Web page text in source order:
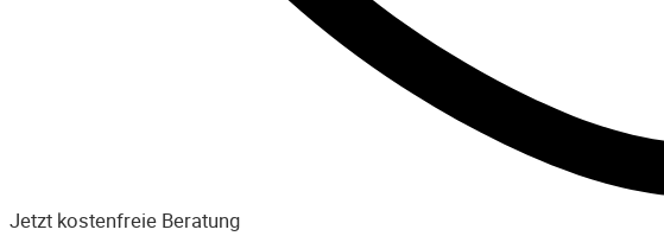
Jetzt kostenfreie Beratung